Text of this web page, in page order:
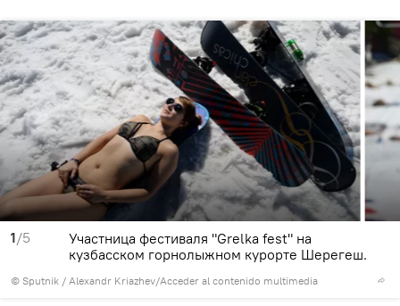
1/5
© Sputnik / Alexandr Kriazhev/Acceder al contenido multimedia
Участница фестиваля "Grelka fest" на
кузбасском горнолыжном курорте Шерегеш.